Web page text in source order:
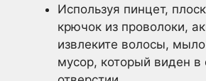
Используя пинцет,
крючок из проволоки,
извлеките волосы,
мусор, который виден в